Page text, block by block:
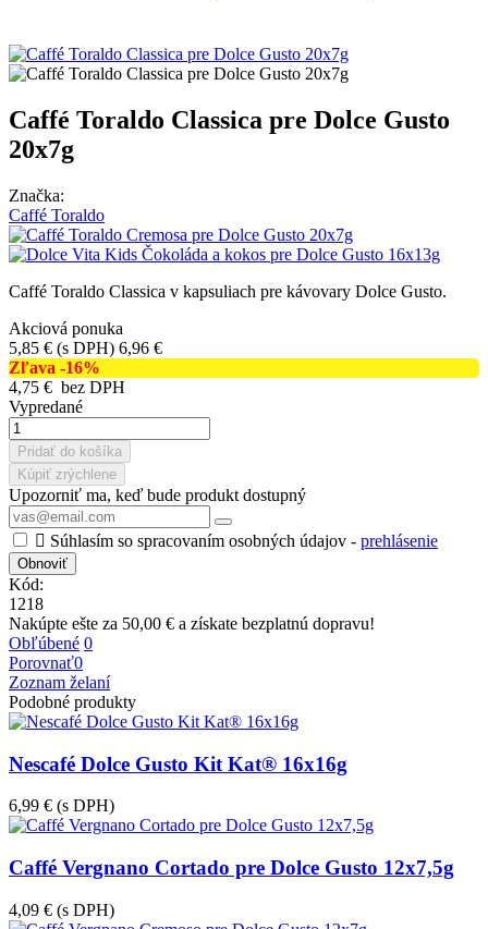
Caffé Toraldo Classica pre Dolce Gusto
20x7g
Značka:
Caffé Toraldo
Caffé Toraldo Classica v kapsuliach pre kávovary Dolce Gusto.
Akciová ponuka
5,85 € (s DPH) 6,96 €
Zľava -16%
4,75 € bez DPH
Vypredané
Pridať do košíka
Kúpiť zrýchlene
Upozorniť ma, keď bude produkt dostupný
 Súhlasím so spracovaním osobných údajov - prehlásenie
Kód:
1218
Nakúpte ešte za 50,00 € a získate bezplatnú dopravu!
Obľúbené 0
Porovnať0
Zoznam želaní
Podobné produkty
Nescafé Dolce Gusto Kit Kat® 16x16g
6,99 € (s DPH)
Caffé Vergnano Cortado pre Dolce Gusto 12x7,5g
4,09 € (s DPH)